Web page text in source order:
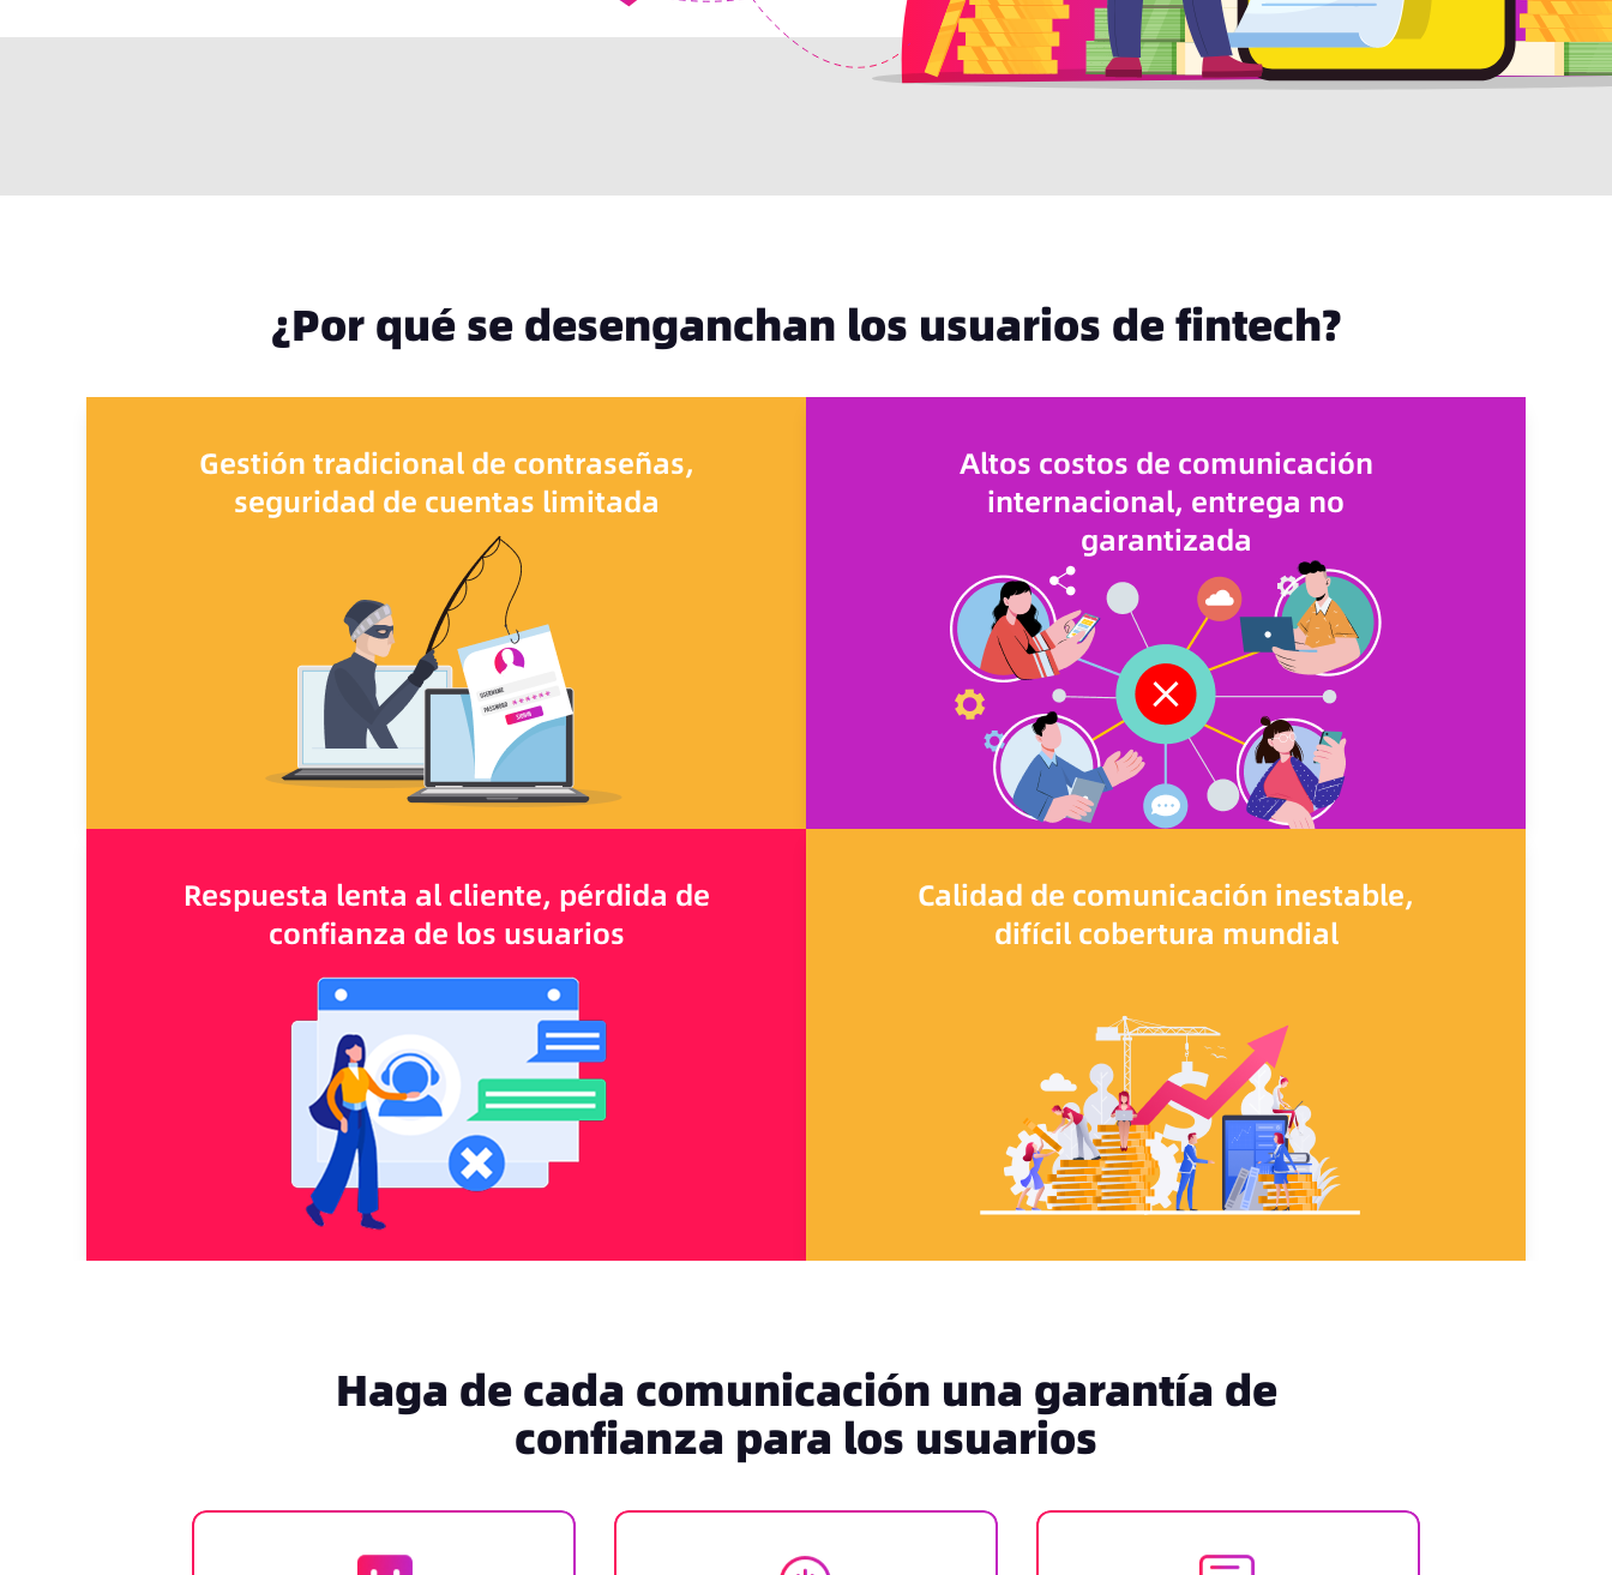
¿Por qué se desenganchan los usuarios de fintech?
Gestión tradicional de contraseñas,
seguridad de cuentas limitada
Altos costos de comunicación
internacional, entrega no
garantizada
Respuesta lenta al cliente, pérdida de
confianza de los usuarios
Calidad de comunicación inestable,
difícil cobertura mundial
Haga de cada comunicación una garantía de
confianza para los usuarios